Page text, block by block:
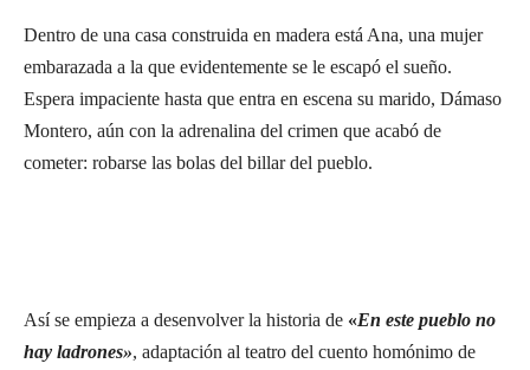
Dentro de una casa construida en madera está Ana, una mujer
embarazada a la que evidentemente se le escapó el sueño.
Espera impaciente hasta que entra en escena su marido, Dámaso
Montero, aún con la adrenalina del crimen que acabó de
cometer: robarse las bolas del billar del pueblo.
Así se empieza a desenvolver la historia de «En este pueblo no
hay ladrones», adaptación al teatro del cuento homónimo de